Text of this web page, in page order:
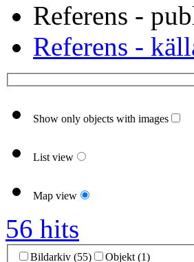
Referens -
Referens -
Show only objects with images
List view
Map view
56 hits
Bildarkiv (55) Objekt (1)